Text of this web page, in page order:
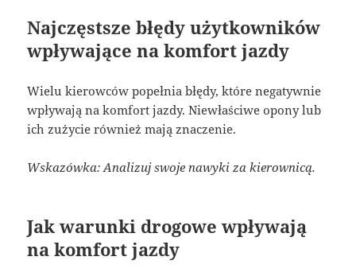
Najczęstsze błędy użytkowników
wpływające na komfort jazdy
Wielu kierowców popełnia błędy, które negatywnie
wpływają na komfort jazdy. Niewłaściwe opony lub
ich zużycie również mają znaczenie.
Wskazówka: Analizuj swoje nawyki za kierownicą.
Jak warunki drogowe wpływają
na komfort jazdy